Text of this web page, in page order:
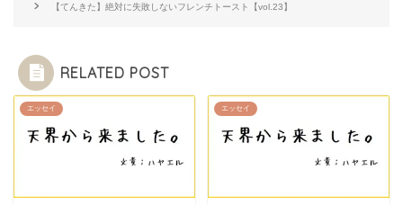
【てんきた】絶対に失敗しないフレンチトースト【vol.23】
RELATED POST
エッセイ エッセイ